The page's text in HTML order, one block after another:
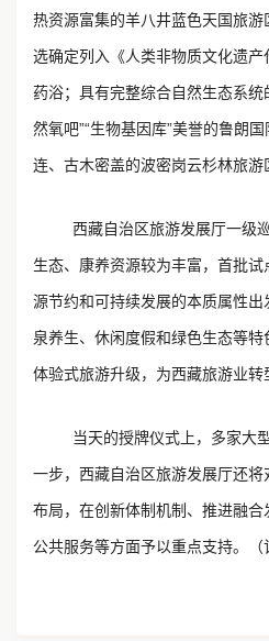
热资源富集的羊八井蓝色天国旅
选确定列入《人类非物质文化遗
药浴；具有完整综合自然生态系
然氧吧”“生物基因库”美誉的鲁朗
连、古木密盖的波密岗云杉林旅游
西藏自治区旅游发展厅一级
生态、康养资源较为丰富，首批
源节约和可持续发展的本质属性
泉养生、休闲度假和绿色生态等
体验式旅游升级，为西藏旅游业转
当天的授牌仪式上，多家大
一步，西藏自治区旅游发展厅还将
布局，在创新体制机制、推进融
公共服务等方面予以重点支持。（